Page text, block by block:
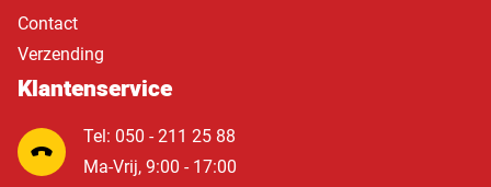
Contact
Verzending
Klantenservice
Tel: 050 - 211 25 88
Ma-Vrij, 9:00 - 17:00